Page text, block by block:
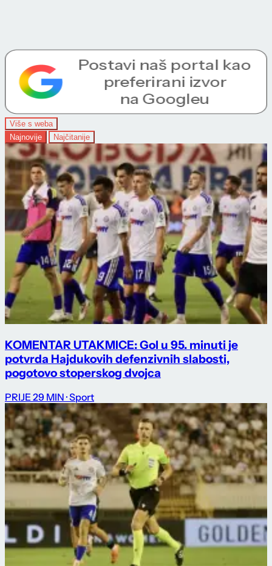
Više s weba
Najnovije
Najčitanije
KOMENTAR UTAKMICE: Gol u 95. minuti je
potvrda Hajdukovih defenzivnih slabosti,
pogotovo stoperskog dvojca
PRIJE 29 MIN · Sport